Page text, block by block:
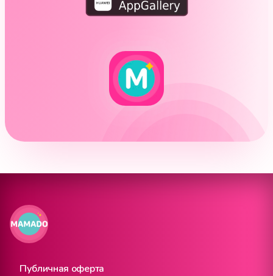
Публичная оферта